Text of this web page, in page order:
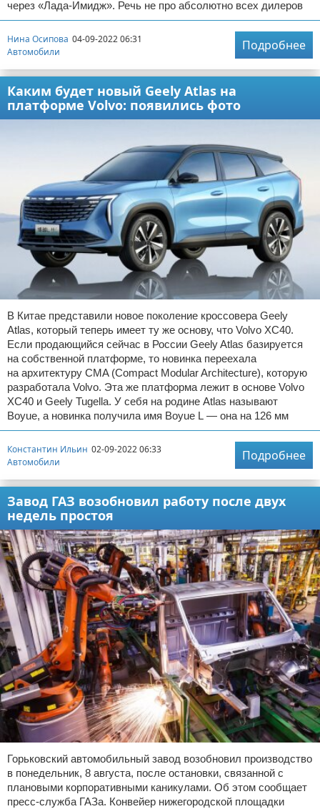
через «Лада-Имидж». Речь не про абсолютно всех дилеров
Нина Осипова 04-09-2022 06:31
Автомобили
Подробнее
Каким будет новый Geely Atlas на
платформе Volvo: появились фото
В Китае представили новое поколение кроссовера Geely
Atlas, который теперь имеет ту же основу, что Volvo XC40.
Если продающийся сейчас в России Geely Atlas базируется
на собственной платформе, то новинка переехала
на архитектуру CMA (Compact Modular Architecture), которую
разработала Volvo. Эта же платформа лежит в основе Volvo
XC40 и Geely Tugella. У себя на родине Atlas называют
Boyue, а новинка получила имя Boyue L — она на 126 мм
Константин Ильин 02-09-2022 06:33
Автомобили
Подробнее
Завод ГАЗ возобновил работу после двух
недель простоя
Горьковский автомобильный завод возобновил производство
в понедельник, 8 августа, после остановки, связанной с
плановыми корпоративными каникулами. Об этом сообщает
пресс-служба ГАЗа. Конвейер нижегородской площадки